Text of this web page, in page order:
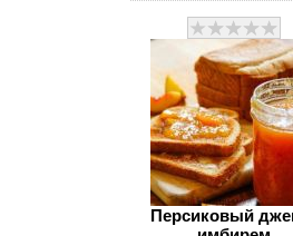
Персиковый